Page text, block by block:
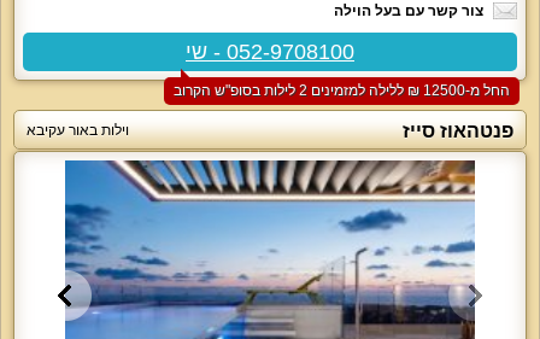
צור קשר עם בעל הוילה
052-9708100 - שי
החל מ-‏12500 ₪ ללילה למזמינים 2 לילות בסופ"ש הקרוב
פנטהאוז סייז וילות באור עקיבא